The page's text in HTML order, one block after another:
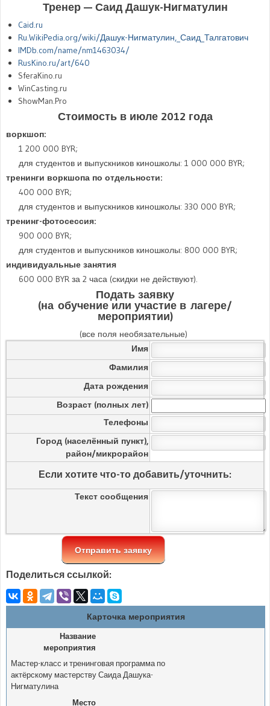
Тренер — Саид Дашук-Нигматулин
Caid.ru
Ru.WikiPedia.org/wiki/Дашук-Нигматулин,_Саид_Талгатович
IMDb.com/name/nm1463034/
RusKino.ru/art/640
SferaKino.ru
WinCasting.ru
ShowMan.Pro
Стоимость в июле 2012 года
воркшоп:
1 200 000 BYR;
для студентов и выпускников киношколы: 1 000 000 BYR;
тренинги воркшопа по отдельности:
400 000 BYR;
для студентов и выпускников киношколы: 330 000 BYR;
тренинг-фотосессия:
900 000 BYR;
для студентов и выпускников киношколы: 800 000 BYR;
индивидуальные занятия
600 000 BYR за 2 часа (скидки не действуют).
Подать заявку
(на обучение или участие в лагере/
мероприятии)
(все поля необязательные)
Имя
Фамилия
Дата рождения
Возраст (полных лет)
Телефоны
Город (населённый пункт),
район/микрорайон
Если хотите что-то добавить/уточнить:
Текст сообщения
Поделиться ссылкой:
Карточка мероприятия
Название
мероприятия
Мастер-класс и тренинговая программа по
актёрскому мастерству Саида Дашука-
Нигматулина
Место